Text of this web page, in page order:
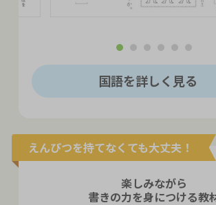
国語を詳しく見る
えんぴつを持てなくても大丈夫！
楽しみながら
書きの力を身につける教